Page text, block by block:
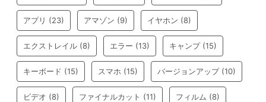
アプリ (23) アマゾン (9) イヤホン (8)
エクストレイル (8) エラー (13) キャンプ(15)
キーボード (15) スマホ (15) バージョンアップ(10)
ビデオ (8) ファイナルカット (11) フィルム (8)